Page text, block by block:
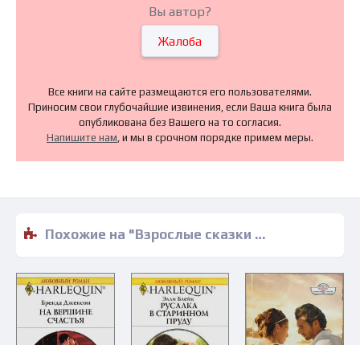
Вы автор?
Жалоба
Все книги на сайте размещаются его пользователями.
Приносим свои глубочайшие извинения, если Ваша книга была
опубликована без Вашего на то согласия.
Напишите нам , и мы в срочном порядке примем меры.
Похожие на "Взрослые сказки (сборник) - Олег Бажанов" книги читать бесплатно полные версии